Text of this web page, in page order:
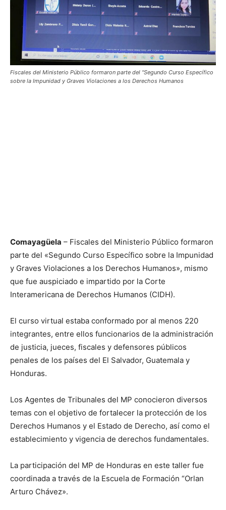
Fiscales del Ministerio Público formaron parte del "Segundo Curso Específico
sobre la Impunidad y Graves Violaciones a los Derechos Humanos
Comayagüela – Fiscales del Ministerio Público formaron
parte del «Segundo Curso Específico sobre la Impunidad
y Graves Violaciones a los Derechos Humanos», mismo
que fue auspiciado e impartido por la Corte
Interamericana de Derechos Humanos (CIDH).
El curso virtual estaba conformado por al menos 220
integrantes, entre ellos funcionarios de la administración
de justicia, jueces, fiscales y defensores públicos
penales de los países del El Salvador, Guatemala y
Honduras.
Los Agentes de Tribunales del MP conocieron diversos
temas con el objetivo de fortalecer la protección de los
Derechos Humanos y el Estado de Derecho, así como el
establecimiento y vigencia de derechos fundamentales.
La participación del MP de Honduras en este taller fue
coordinada a través de la Escuela de Formación “Orlan
Arturo Chávez».